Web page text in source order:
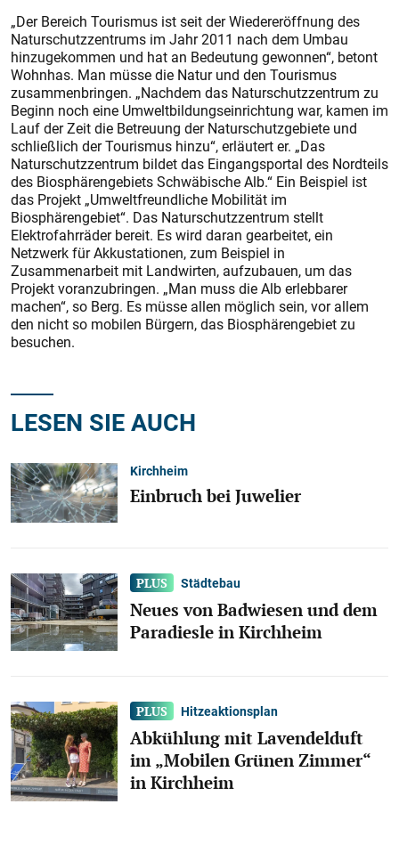
„Der Bereich Tourismus ist seit der Wiedereröffnung des
Naturschutzzentrums im Jahr 2011 nach dem Umbau
hinzugekommen und hat an Bedeutung gewonnen“, betont
Wohnhas. Man müsse die Natur und den Tourismus
zusammenbringen. „Nachdem das Naturschutzzentrum zu
Beginn noch eine Umweltbildungseinrichtung war, kamen im
Lauf der Zeit die Betreuung der Naturschutzgebiete und
schließlich der Tourismus hinzu“, erläutert er. „Das
Naturschutzzentrum bildet das Eingangsportal des Nordteils
des Biosphärengebiets Schwäbische Alb.“ Ein Beispiel ist
das Projekt „Umweltfreundliche Mobilität im
Biosphärengebiet“. Das Naturschutzzentrum stellt
Elektrofahrräder bereit. Es wird daran gearbeitet, ein
Netzwerk für Akkustationen, zum Beispiel in
Zusammenarbeit mit Landwirten, aufzubauen, um das
Projekt voranzubringen. „Man muss die Alb erlebbarer
machen“, so Berg. Es müsse allen möglich sein, vor allem
den nicht so mobilen Bürgern, das Biosphärengebiet zu
besuchen.
LESEN SIE AUCH
Kirchheim
Einbruch bei Juwelier
Städtebau
Neues von Badwiesen und dem
Paradiesle in Kirchheim
Hitzeaktionsplan
Abkühlung mit Lavendelduft
im „Mobilen Grünen Zimmer“
in Kirchheim